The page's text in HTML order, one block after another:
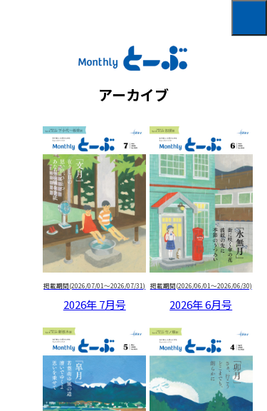
03
クロストーク
04
こよみ、くらし。
05
ちょっと、そこまで
06
それはさておき、コーヒーでも。
07
アートのはなし
08
Window on TOBU
アーカイブ
掲載期間(2026/07/01～2026/07/31)
2026年 7月号
掲載期間(2026/06/01～2026/06/30)
2026年 6月号